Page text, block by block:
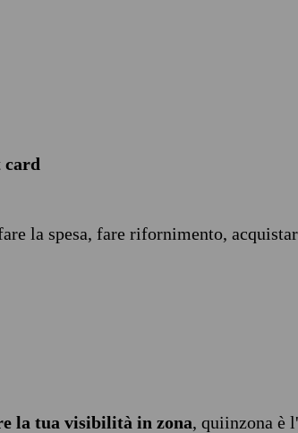
card
la spesa, fare rifornimento,
la tua visibilità in zona, quiinzona è l'